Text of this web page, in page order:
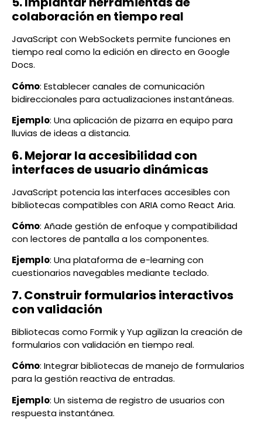
colaboración en tiempo real
JavaScript con WebSockets permite funciones en
tiempo real como la edición en directo en Google
Docs.
Cómo: Establecer canales de comunicación
bidireccionales para actualizaciones instantáneas.
Ejemplo: Una aplicación de pizarra en equipo para
lluvias de ideas a distancia.
6. Mejorar la accesibilidad con
interfaces de usuario dinámicas
JavaScript potencia las interfaces accesibles con
bibliotecas compatibles con ARIA como React Aria.
Cómo: Añade gestión de enfoque y compatibilidad
con lectores de pantalla a los componentes.
Ejemplo: Una plataforma de e-learning con
cuestionarios navegables mediante teclado.
7. Construir formularios interactivos
con validación
Bibliotecas como Formik y Yup agilizan la creación de
formularios con validación en tiempo real.
Cómo: Integrar bibliotecas de manejo de formularios
para la gestión reactiva de entradas.
Ejemplo: Un sistema de registro de usuarios con
respuesta instantánea.